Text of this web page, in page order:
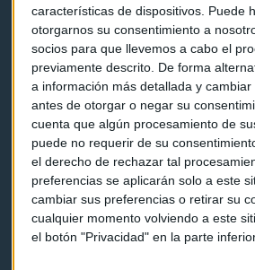
características de dispositivos. Puede
otorgarnos su consentimiento a
socios para que llevemos a cabo el
previamente descrito. De forma
a información más detallada y
antes de otorgar o negar su
cuenta que algún procesamiento de
puede no requerir de su
el derecho de rechazar tal
preferencias se aplicarán solo a este
cambiar sus preferencias o retirar su
cualquier momento volviendo a este
el botón "Privacidad" en la parte
Noticias
Eventos
Consultorios
Programas y
Contacto &
Contacto